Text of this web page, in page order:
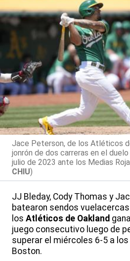
Jace Peterson, de los Atléticos
jonrón de dos carreras en el
julio de 2023 ante los Medias
CHIU)
JJ Bleday, Cody Thomas y
batearon sendos
los Atléticos de Oakland
juego consecutivo luego de
superar el miércoles 6-5 a
Boston.